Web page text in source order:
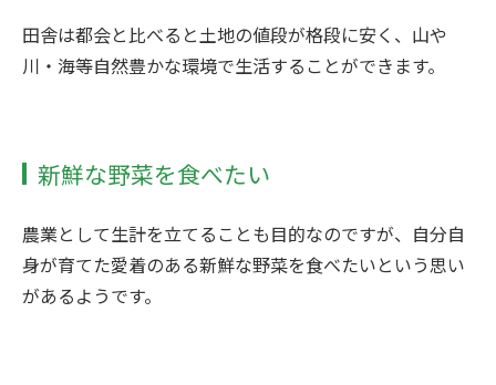
田舎は都会と比べると土地の値段が格段に安く、山や
川・海等自然豊かな環境で生活することができます。
新鮮な野菜を食べたい
農業として生計を立てることも目的なのですが、自分自
身が育てた愛着のある新鮮な野菜を食べたいという思い
があるようです。